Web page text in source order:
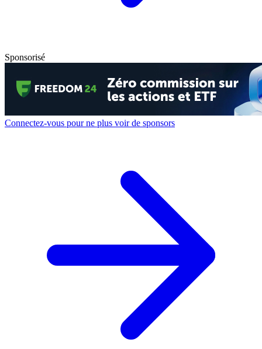
Sponsorisé
Connectez-vous pour ne plus voir de sponsors